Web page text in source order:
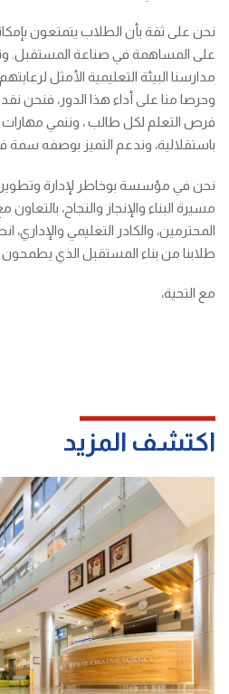
نحن على ثقة بأن الطلاب يتمتعون
على المساهمة في صناعة المستقبل.
مدارسنا البيئة التعليمية الأمثل
وحرصا منا على أداء هذا الدور، فنحن
فرص التعلم لكل طالب ، وننمي مهارات
باستقلالية، وندعم التميز بوصفه سمة
نحن في مؤسسة بوخاطر لإدارة
مسيرة البناء والإنجاز والنجاح، بالتعاون
المحترمين، والكادر التعليمي
طلابنا من بناء المستقبل الذي يطمحون
مع التحية،
اكتشف المزيد